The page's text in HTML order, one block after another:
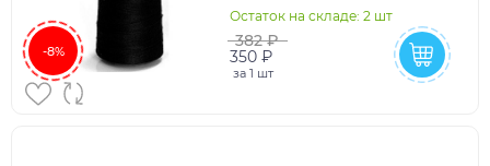
-8%
Остаток на складе: 2 шт
382 ₽
350 ₽
за 1 шт